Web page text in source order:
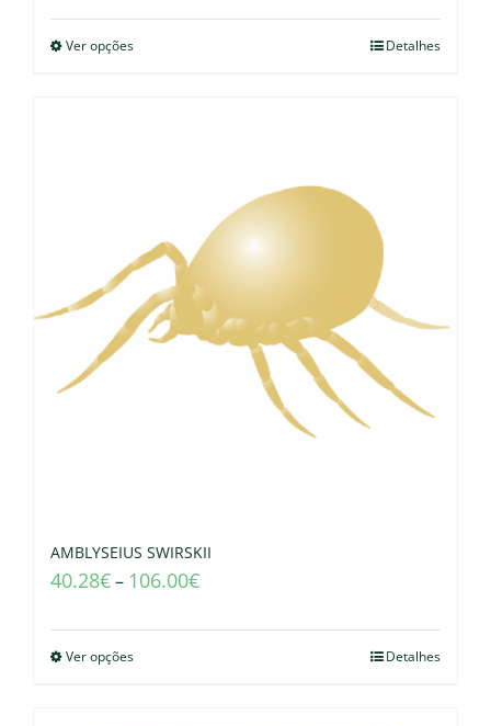
Ver opções Detalhes
AMBLYSEIUS SWIRSKII
40.28€– 106.00€
Ver opções Detalhes